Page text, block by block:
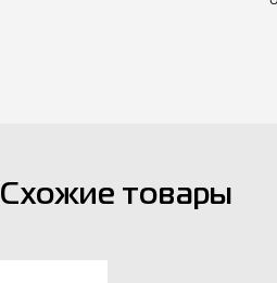
Схожие товары